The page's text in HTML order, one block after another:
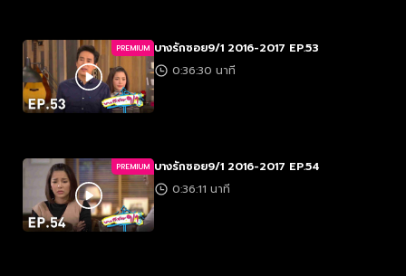
PREMIUM บางรักซอย9/1 2016-2017 EP.53
0:36:30 นาที
PREMIUM บางรักซอย9/1 2016-2017 EP.54
0:36:11 นาที